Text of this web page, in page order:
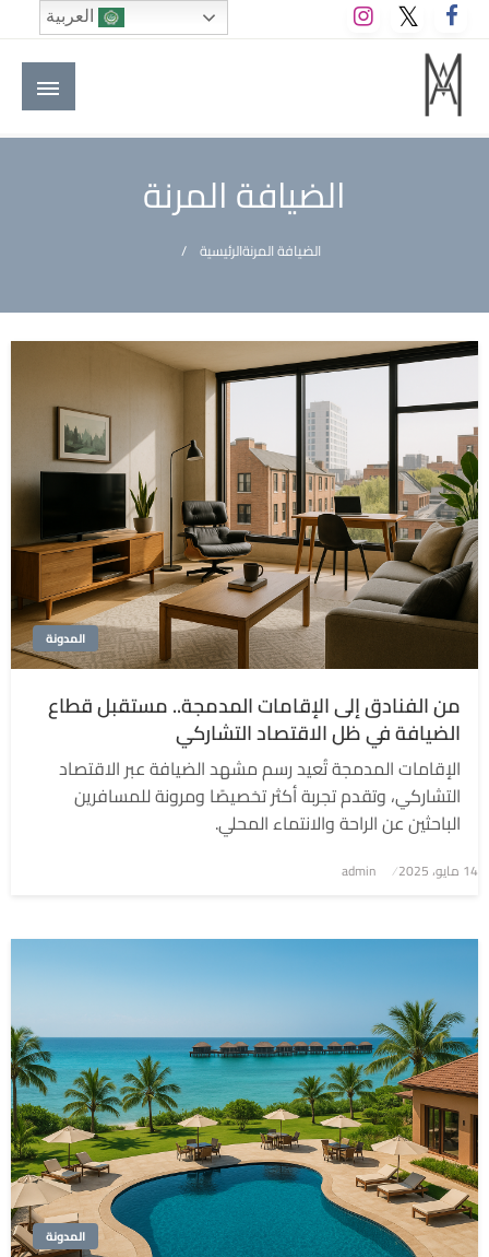
التخطي
إلى
المحتوى
M A hotels | إم ايه هوتيلز
الموقع الأول للعاملين في الفنادق في العالم العربي
الضيافة المرنة
الرئيسيةالضيافة المرنة
المدونة
من الفنادق إلى الإقامات المدمجة.. مستقبل قطاع
الضيافة في ظل الاقتصاد التشاركي
الإقامات المدمجة تُعيد رسم مشهد الضيافة عبر الاقتصاد
التشاركي، وتقدم تجربة أكثر تخصيصًا ومرونة للمسافرين
الباحثين عن الراحة والانتماء المحلي.
نُشر
14 مايو، 2025 admin
المدونة
العربية